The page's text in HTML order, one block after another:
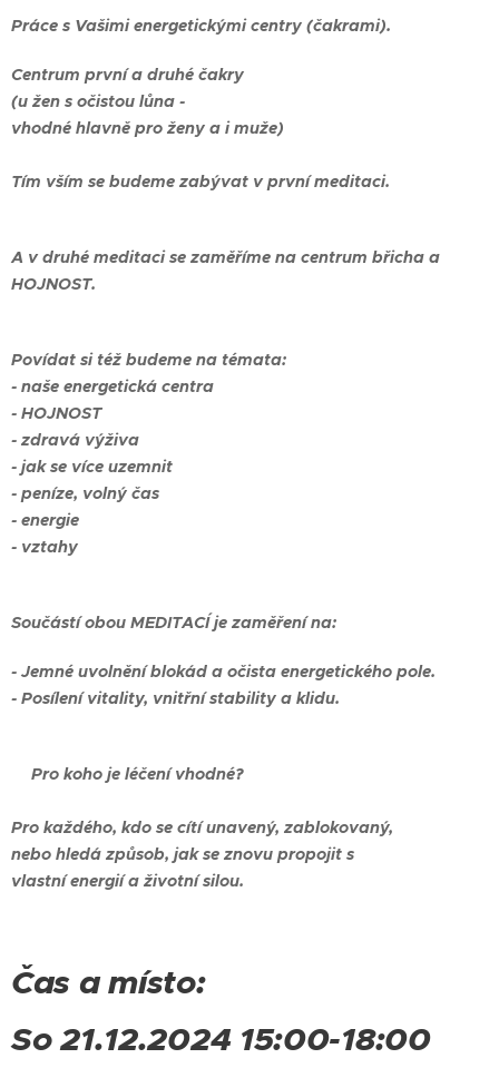
Práce s Vašimi energetickými centry (čakrami).
Centrum první a druhé čakry
(u žen s očistou lůna -
vhodné hlavně pro ženy a i muže)
Tím vším se budeme zabývat v první meditaci.
A v druhé meditaci se zaměříme na centrum břicha a
HOJNOST.
Povídat si též budeme na témata:
- naše energetická centra
- HOJNOST
- zdravá výživa
- jak se více uzemnit
- peníze, volný čas
- energie
- vztahy
Součástí obou MEDITACÍ je zaměření na:
- Jemné uvolnění blokád a očista energetického pole.
- Posílení vitality, vnitřní stability a klidu.
🌟Pro koho je léčení vhodné?
Pro každého, kdo se cítí unavený, zablokovaný,
nebo hledá způsob, jak se znovu propojit s
vlastní energií a životní silou.
Čas a místo:
So 21.12.2024 15:00-18:00